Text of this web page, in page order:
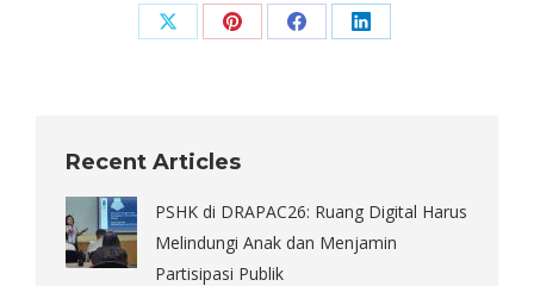
Share Share Share Share
Recent Articles
PSHK di DRAPAC26: Ruang Digital Harus
Melindungi Anak dan Menjamin
Partisipasi Publik